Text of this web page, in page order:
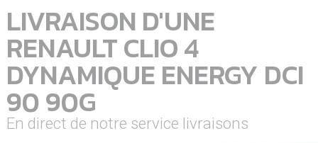
LIVRAISON D'UNE
RENAULT CLIO 4
DYNAMIQUE ENERGY DCI
90 90G
En direct de notre service livraisons